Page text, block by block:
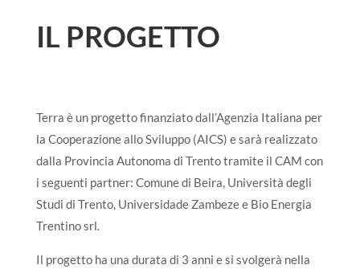
IL PROGETTO
Terra è un progetto finanziato dall’Agenzia Italiana per
la Cooperazione allo Sviluppo (AICS) e sarà realizzato
dalla Provincia Autonoma di Trento tramite il CAM con
i seguenti partner: Comune di Beira, Università degli
Studi di Trento, Universidade Zambeze e Bio Energia
Trentino srl.
Il progetto ha una durata di 3 anni e si svolgerà nella